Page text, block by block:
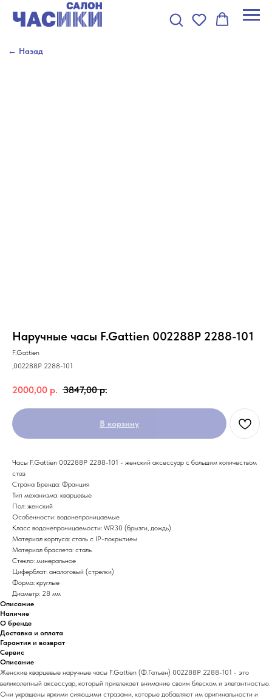
← Назад
Наручные часы F.Gattien 002288P 2288-101
F.Gattien
,002288P 2288-101
2000,00 р. 3847,00 р.
В корзину
Часы F.Gattien 002288P 2288-101 - женский аксессуар с большим количеством
стаз
Страна Бренда: Франция
Тип механизма: кварцевые
Пол: женский
Особенности: водонепроницаемые
Класс водонепроницаемости: WR30 (брызги, дождь)
Материал корпуса: сталь с IP-покрытием
Материал браслета: сталь
Стекло: минеральное
Циферблат: аналоговый (стрелки)
Форма: круглые
Диаметр: 28 мм
Описание
Наличие
О бренде
Доставка и оплата
Гарантия и возврат
Сервис
Описание
Женские кварцевые наручные часы F.Gattien (Ф.Гатьен) 002288P 2288-101 - это
великолепный аксессуар, который привлекает внимание своим блеском и элегантностью.
Они украшены яркими сияющими стразами, которые добавляют им оригинальности и